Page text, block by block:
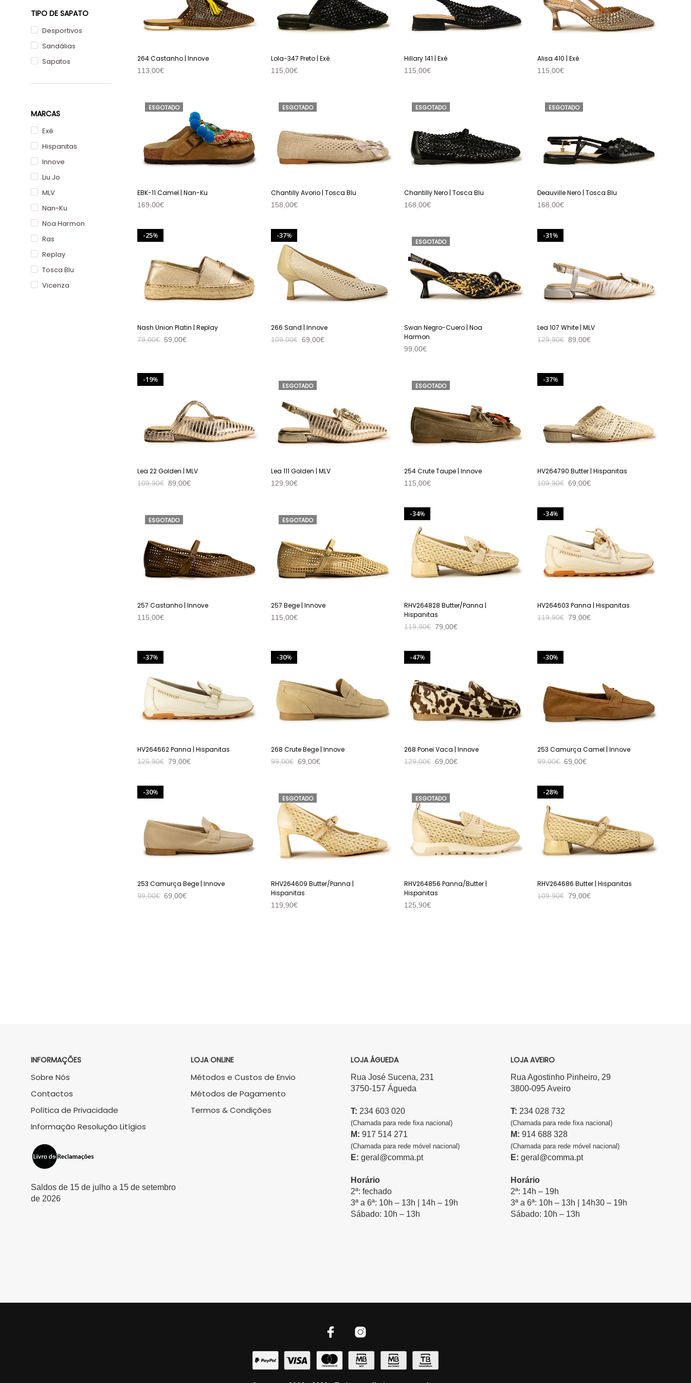
TIPO DE SAPATO
Desportivos
Sandálias
Sapatos
MARCAS
Exé
Hispanitas
Innove
Liu Jo
MLV
Nan-Ku
Noa Harmon
Ras
Replay
Tosca Blu
Vicenza
264 Castanho | Innove
113,00€
Lola-347 Preto | Exé
115,00€
Hillary 141 | Exé
115,00€
Alisa 410 | Exé
115,00€
ESGOTADO
EBK-11 Camel | Nan-Ku
169,00€
ESGOTADO
Chantilly Avorio | Tosca Blu
158,00€
ESGOTADO
Chantilly Nero | Tosca Blu
168,00€
ESGOTADO
Deauville Nero | Tosca Blu
168,00€
%
25
Nash Union Platin | Replay
79,00€ 59,00€
%
37
266 Sand | Innove
109,00€ 69,00€
ESGOTADO
Swan Negro-Cuero | Noa
Harmon
99,00€
%
31
Lea 107 White | MLV
129,90€ 89,00€
%
19
Lea 22 Golden | MLV
109,90€ 89,00€
ESGOTADO
Lea 111 Golden | MLV
129,90€
ESGOTADO
254 Crute Taupe | Innove
115,00€
%
37
HV264790 Butter | Hispanitas
109,90€ 69,00€
ESGOTADO
257 Castanho | Innove
115,00€
ESGOTADO
257 Bege | Innove
115,00€
%
34
RHV264828 Butter/Panna |
Hispanitas
119,90€ 79,00€
%
34
HV264603 Panna | Hispanitas
119,90€ 79,00€
%
37
HV264662 Panna | Hispanitas
125,90€ 79,00€
%
30
268 Crute Bege | Innove
99,00€ 69,00€
%
47
268 Ponei Vaca | Innove
129,00€ 69,00€
%
30
253 Camurça Camel | Innove
99,00€ 69,00€
%
30
253 Camurça Bege | Innove
99,00€ 69,00€
ESGOTADO
RHV264609 Butter/Panna |
Hispanitas
119,90€
ESGOTADO
RHV264856 Panna/Butter |
Hispanitas
125,90€
%
28
RHV264686 Butter | Hispanitas
109,90€ 79,00€
INFORMAÇÕES
Sobre Nós
Contactos
Política de Privacidade
Informação Resolução Litígios
Saldos de 15 de julho a 15 de setembro
de 2026
LOJA ONLINE
Métodos e Custos de Envio
Métodos de Pagamento
Termos & Condições
LOJA ÁGUEDA
Rua José Sucena, 231
3750-157 Águeda
T: 234 603 020
(Chamada para rede fixa nacional)
M: 917 514 271
(Chamada para rede móvel nacional)
E: geral@comma.pt
Horário
2ª: fechado
3ª a 6ª: 10h – 13h | 14h – 19h
Sábado: 10h – 13h
LOJA AVEIRO
Rua Agostinho Pinheiro, 29
3800-095 Aveiro
T: 234 028 732
(Chamada para rede fixa nacional)
M: 914 688 328
(Chamada para rede móvel nacional)
E: geral@comma.pt
Horário
2ª: 14h – 19h
3ª a 6ª: 10h – 13h | 14h30 – 19h
Sábado: 10h – 13h